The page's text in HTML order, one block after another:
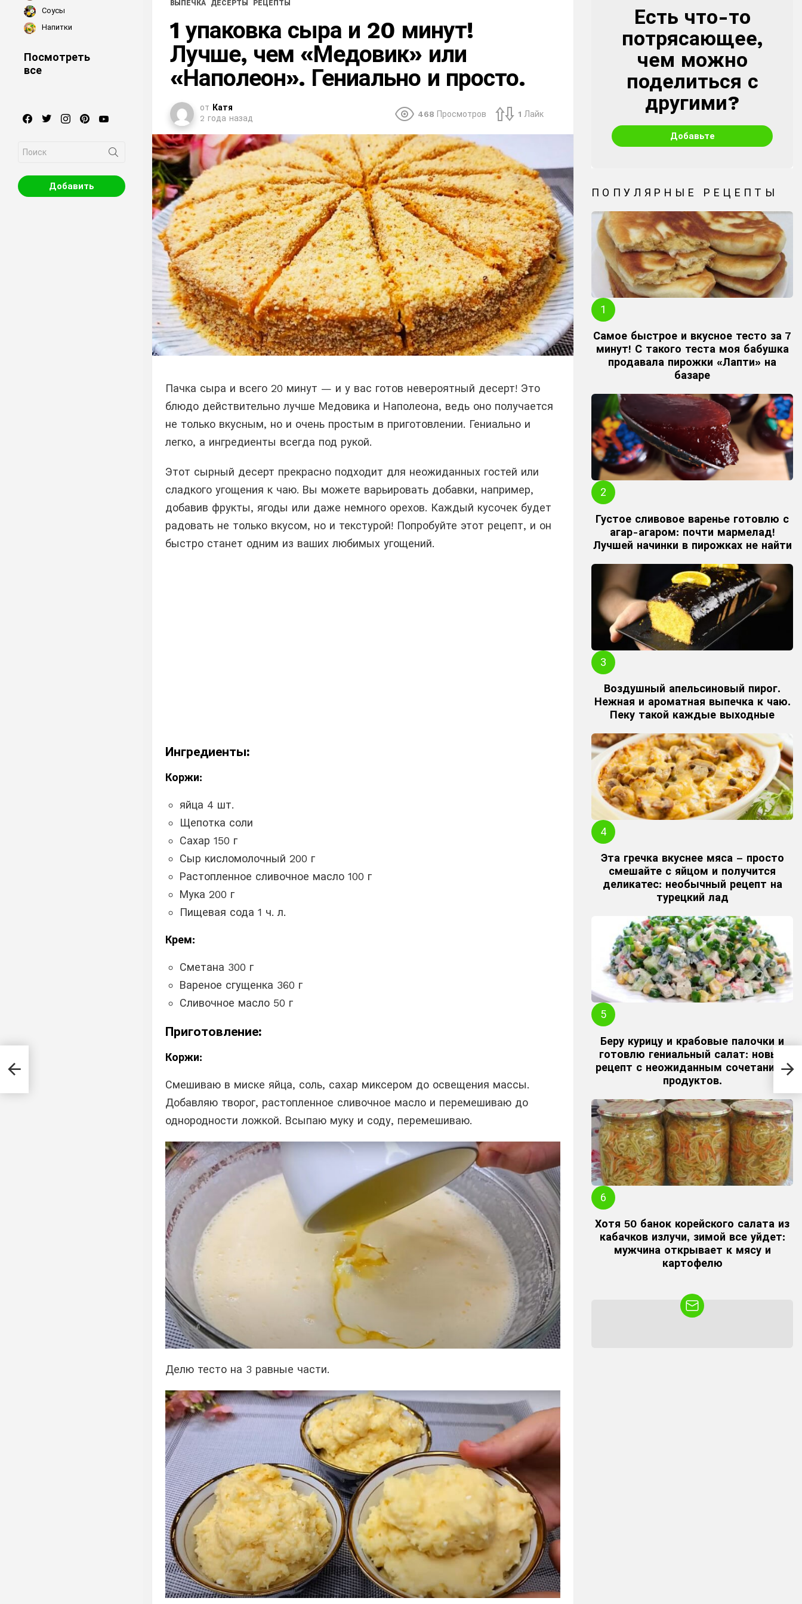
ВЫПЕЧКА ДЕСЕРТЫ РЕЦЕПТЫ
1 упаковка сыра и 20 минут!
Лучше, чем «Медовик» или
«Наполеон». Гениально и просто.
от Катя
2 года назад
468 Просмотров 1 Лайк
Пачка сыра и всего 20 минут — и у вас готов невероятный десерт! Это
блюдо действительно лучше Медовика и Наполеона, ведь оно получается
не только вкусным, но и очень простым в приготовлении. Гениально и
легко, а ингредиенты всегда под рукой.
Этот сырный десерт прекрасно подходит для неожиданных гостей или
сладкого угощения к чаю. Вы можете варьировать добавки, например,
добавив фрукты, ягоды или даже немного орехов. Каждый кусочек будет
радовать не только вкусом, но и текстурой! Попробуйте этот рецепт, и он
быстро станет одним из ваших любимых угощений.
Ингредиенты:
Коржи:
яйца 4 шт.
Щепотка соли
Сахар 150 г
Сыр кисломолочный 200 г
Растопленное сливочное масло 100 г
Мука 200 г
Пищевая сода 1 ч. л.
Крем:
Сметана 300 г
Вареное сгущенка 360 г
Сливочное масло 50 г
Приготовление:
Коржи:
Смешиваю в миске яйца, соль, сахар миксером до освещения массы.
Добавляю творог, растопленное сливочное масло и перемешиваю до
однородности ложкой. Всыпаю муку и соду, перемешиваю.
Делю тесто на 3 равные части.
CREATE
Есть что-то
потрясающее,
чем можно
поделиться с
другими?
Добавьте
ПОПУЛЯРНЫЕ РЕЦЕПТЫ
Самое быстрое и вкусное тесто за 7
минут! С такого теста моя бабушка
продавала пирожки «Лапти» на
базаре
Густое сливовое варенье готовлю с
агар-агаром: почти мармелад!
Лучшей начинки в пирожках не найти
Воздушный апельсиновый пирог.
Нежная и ароматная выпечка к чаю.
Пеку такой каждые выходные
Эта гречка вкуснее мяса – просто
смешайте с яйцом и получится
деликатес: необычный рецепт на
турецкий лад
Беру курицу и крабовые палочки и
готовлю гениальный салат: новый
рецепт с неожиданным сочетанием
продуктов.
Хотя 50 банок корейского салата из
кабачков излучи, зимой все уйдет:
мужчина открывает к мясу и
картофелю
Соусы
Напитки
Посмотреть
все
facebooktwitterinstagrampinterest
for:
Добавить